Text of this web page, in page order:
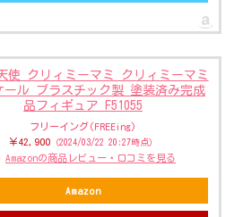
使 クリィミーマミ クリィミーマミ
ール プラスチック製 塗装済み完成
品フィギュア F51055
フリーイング(FREEing)
￥42,900 （2024/03/22 20:27時点）
Amazonの商品レビュー・口コミを見る
Amazon